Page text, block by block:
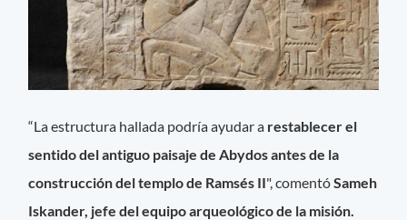
“La estructura hallada podría ayudar a restablecer el
sentido del antiguo paisaje de Abydos antes de la
construcción del templo de Ramsés II", comentóSameh
Iskander, jefe del equipo arqueológico de la misión.